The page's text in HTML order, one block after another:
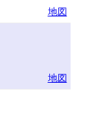
地図
地図